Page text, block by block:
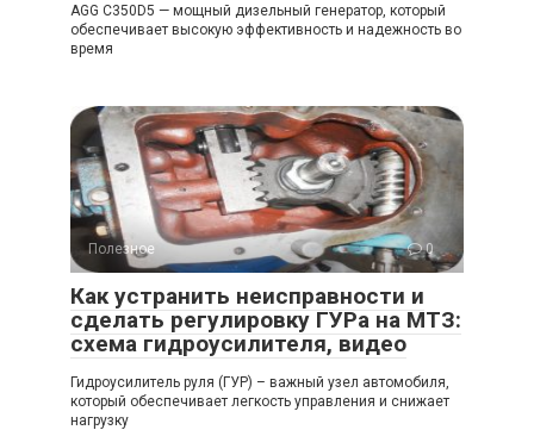
AGG C350D5 — мощный дизельный генератор, который
обеспечивает высокую эффективность и надежность во
время
Полезное 0
Как устранить неисправности и
сделать регулировку ГУРа на МТЗ:
схема гидроусилителя, видео
Гидроусилитель руля (ГУР) – важный узел автомобиля,
который обеспечивает легкость управления и снижает
нагрузку